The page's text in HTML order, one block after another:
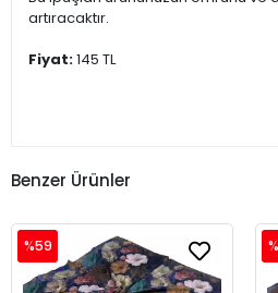
artıracaktır.
Fiyat:145 TL
Benzer Ürünler
%59